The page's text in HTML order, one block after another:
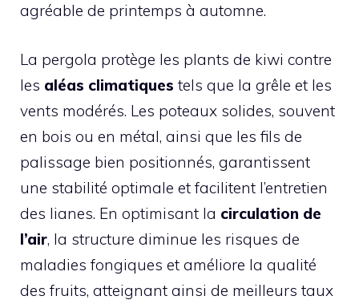
agréable de printemps à automne.
La pergola protège les plants de kiwi contre
les aléas climatiques tels que la grêle et les
vents modérés. Les poteaux solides, souvent
en bois ou en métal, ainsi que les fils de
palissage bien positionnés, garantissent
une stabilité optimale et facilitent l’entretien
des lianes. En optimisant la circulation de
l’air, la structure diminue les risques de
maladies fongiques et améliore la qualité
des fruits, atteignant ainsi de meilleurs taux